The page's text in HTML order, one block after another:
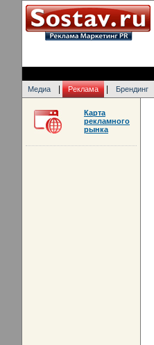
Медиа Реклама Брендинг
Карта
рекламного
рынка